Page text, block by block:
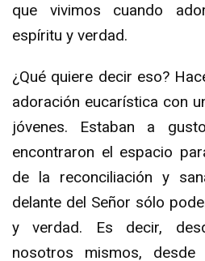
que vivimos cuando
espíritu y verdad.
¿Qué quiere decir eso?
adoración eucarística con
jóvenes. Estaban a
encontraron el espacio
de la reconciliación y
delante del Señor sólo
y verdad. Es decir,
nosotros mismos,